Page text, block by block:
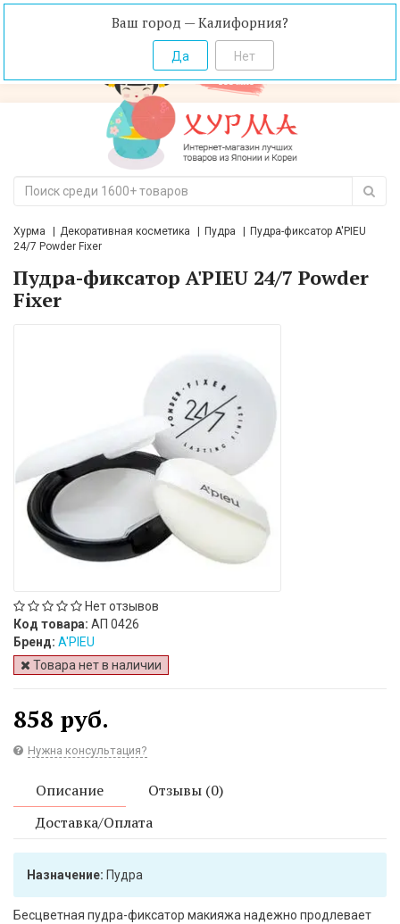
Ваш город — Калифорния?
Хурма Декоративная косметика Пудра
Пудра-фиксатор A'PIEU
24/7 Powder Fixer
Пудра-фиксатор A'PIEU 24/7 Powder
Fixer
Нет отзывов
Код товара: АП 0426
Бренд: A'PIEU
Товара нет в наличии
858 руб.
Нужна консультация?
Описание
Отзывы (0)
Доставка/Оплата
Назначение: Пудра
Бесцветная пудра-фиксатор макияжа надежно продлевает